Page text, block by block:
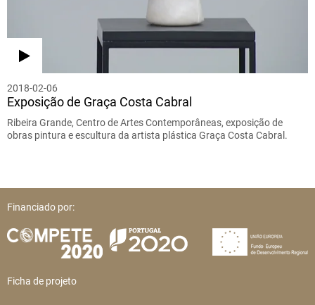
2018-02-06
Exposição de Graça Costa Cabral
Ribeira Grande, Centro de Artes Contemporâneas, exposição de
obras pintura e escultura da artista plástica Graça Costa Cabral.
Financiado por:
Ficha de projeto